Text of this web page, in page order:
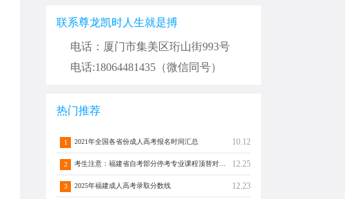
联系尊龙凯时人生就是搏
电话：厦门市集美区珩山街993号
电话:18064481435（微信同号）
热门推荐
1 2021年全国各省份成人高考报名时间汇总 10.12
2 12.25
3 2025年福建成人高考录取分数线 12.23